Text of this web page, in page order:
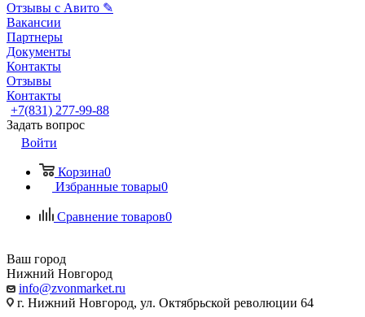
Отзывы с Авито ✎
Вакансии
Партнеры
Документы
Контакты
Отзывы
Контакты
+7(831) 277-99-88
Задать вопрос
Войти
Корзина0
Избранные товары0
Сравнение товаров0
Ваш город
Нижний Новгород
info@zvonmarket.ru
г. Нижний Новгород, ул. Октябрьской революции 64